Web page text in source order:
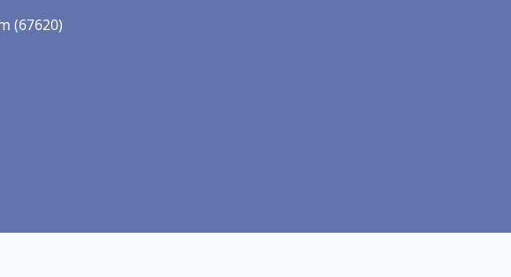
(67620)